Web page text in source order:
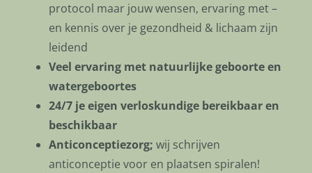
protocol maar jouw wensen, ervaring met –
en kennis over je gezondheid & lichaam zijn
leidend
Veel ervaring met natuurlijke geboorte en
watergeboortes
24/7 je eigen verloskundige bereikbaar en
beschikbaar
Anticonceptiezorg; wij schrijven
anticonceptie voor en plaatsen spiralen!